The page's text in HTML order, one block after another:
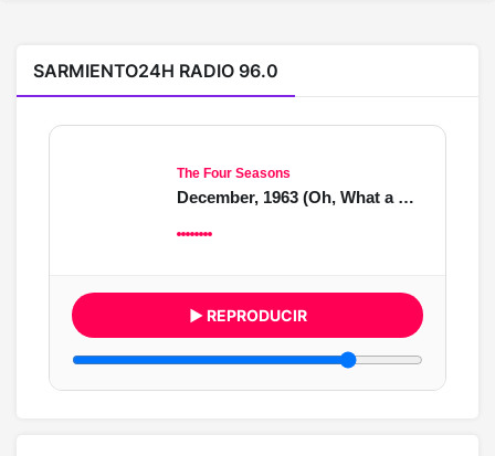
SARMIENTO24H RADIO 96.0
The Four Seasons
December, 1963 (Oh, What a Night)
▶ REPRODUCIR